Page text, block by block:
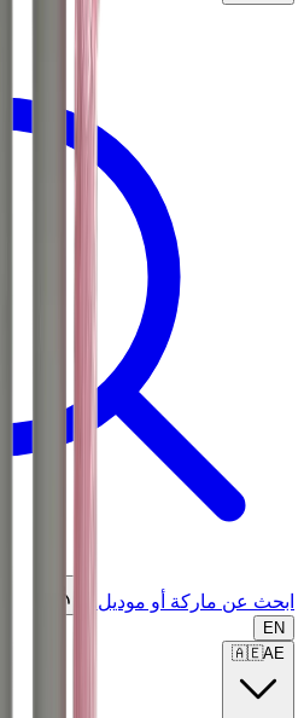
ابحث عن ماركة أو موديل...
EN
🇦🇪AE